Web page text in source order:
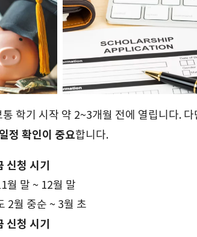
학기 시작 약 2~3개월 전에 열립니다.
정 확인이 중요합니다.
신청 시기
월 말 ~ 12월 말
2월 중순 ~ 3월 초
신청 시기